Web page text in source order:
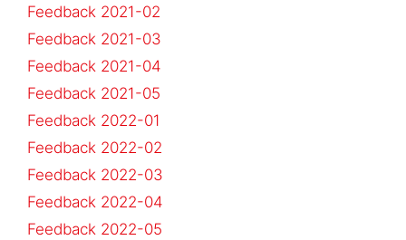
Feedback 2021-02
Feedback 2021-03
Feedback 2021-04
Feedback 2021-05
Feedback 2022-01
Feedback 2022-02
Feedback 2022-03
Feedback 2022-04
Feedback 2022-05